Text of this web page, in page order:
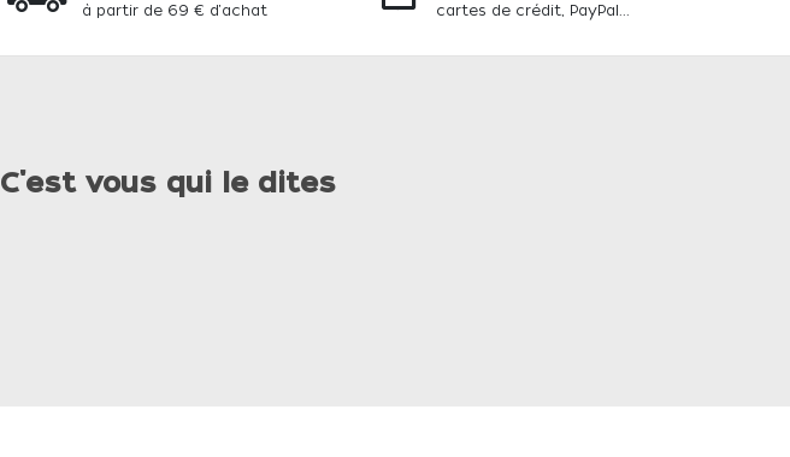
à partir de 69 € d'achat cartes de crédit, PayPal...
C'est vous qui le dites